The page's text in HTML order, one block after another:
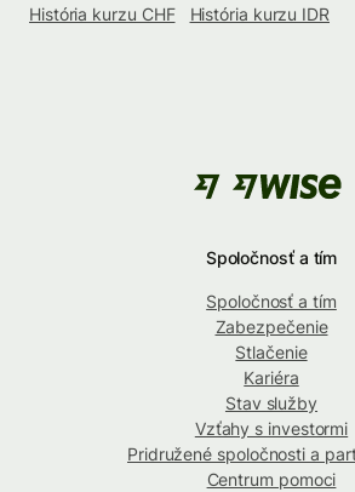
História kurzu CHF
História kurzu IDR
Spoločnosť a tím
Spoločnosť a tím
Zabezpečenie
Stlačenie
Kariéra
Stav služby
Vzťahy s investormi
Pridružené spoločnosti a
Centrum pomoci